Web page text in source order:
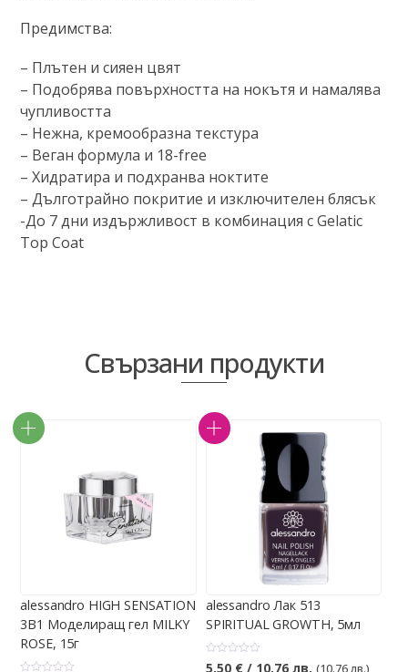
Предимства:
– Плътен и сияен цвят
– Подобрява повърхността на нокътя и намалява
чупливостта
– Нежна, кремообразна текстура
– Веган формула и 18-free
– Хидратира и подхранва ноктите
– Дълготрайно покритие и изключителен блясък
-До 7 дни издържливост в комбинация с Gelatic
Top Coat
Свързани продукти
alessandro HIGH SENSATION
3В1 Моделиращ гел MILKY
ROSE, 15г
alessandro Лак 513
SPIRITUAL GROWTH, 5мл
О
5,50 €/ 10,76 лв. (10.76 лв.)